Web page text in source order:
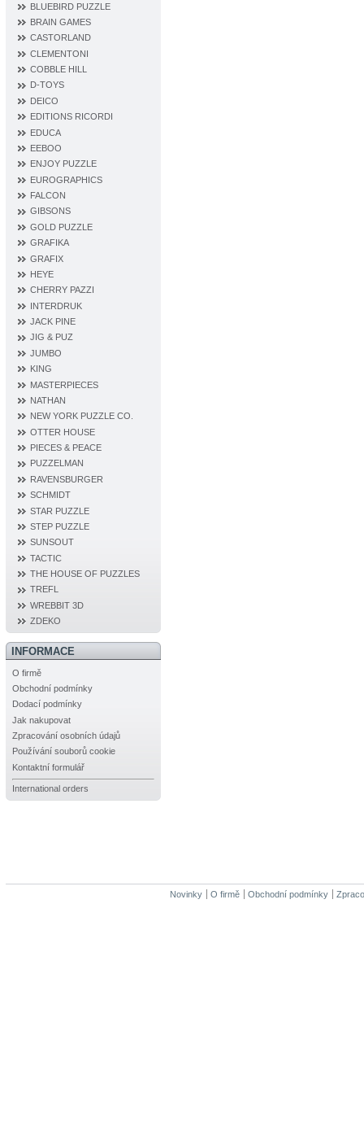
BLUEBIRD PUZZLE
BRAIN GAMES
CASTORLAND
CLEMENTONI
COBBLE HILL
D‐TOYS
DEICO
EDITIONS RICORDI
EDUCA
EEBOO
ENJOY PUZZLE
EUROGRAPHICS
FALCON
GIBSONS
GOLD PUZZLE
GRAFIKA
GRAFIX
HEYE
CHERRY PAZZI
INTERDRUK
JACK PINE
JIG & PUZ
JUMBO
KING
MASTERPIECES
NATHAN
NEW YORK PUZZLE CO.
OTTER HOUSE
PIECES & PEACE
PUZZELMAN
RAVENSBURGER
SCHMIDT
STAR PUZZLE
STEP PUZZLE
SUNSOUT
TACTIC
THE HOUSE OF PUZZLES
TREFL
WREBBIT 3D
ZDEKO
INFORMACE
O firmě
Obchodní podmínky
Dodací podmínky
Jak nakupovat
Zpracování osobních údajů
Používání souborů cookie
Kontaktní formulář
International orders
Novinky O firmě Obchodní podmínky